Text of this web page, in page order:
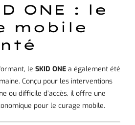
ONE : le
mobile
le SKID ONE a également été
Conçu pour les interventions
ou difficile d’accès, il offre une
pour le curage mobile.